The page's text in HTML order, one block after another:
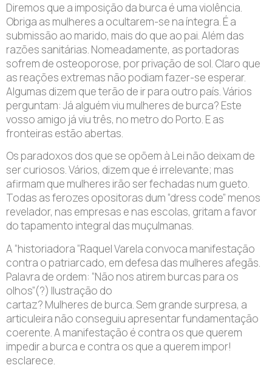
Diremos que a imposição da burca é uma violência.
Obriga as mulheres a ocultarem-se na íntegra. É a
submissão ao marido, mais do que ao pai. Além das
razões sanitárias. Nomeadamente, as portadoras
sofrem de osteoporose, por privação de sol. Claro que
as reações extremas não podiam fazer-se esperar.
Algumas dizem que terão de ir para outro país. Vários
perguntam: Já alguém viu mulheres de burca? Este
vosso amigo já viu três, no metro do Porto. E as
fronteiras estão abertas.
Os paradoxos dos que se opõem à Lei não deixam de
ser curiosos. Vários, dizem que é irrelevante; mas
afirmam que mulheres irão ser fechadas num gueto.
Todas as ferozes opositoras dum “dress code” menos
revelador, nas empresas e nas escolas, gritam a favor
do tapamento integral das muçulmanas.
A “historiadora “Raquel Varela convoca manifestação
contra o patriarcado, em defesa das mulheres afegãs.
Palavra de ordem: “Não nos atirem burcas para os
olhos”(?) Ilustração do
cartaz? Mulheres de burca. Sem grande surpresa, a
articuleira não conseguiu apresentar fundamentação
coerente. A manifestação é contra os que querem
impedir a burca e contra os que a querem impor!
esclarece.